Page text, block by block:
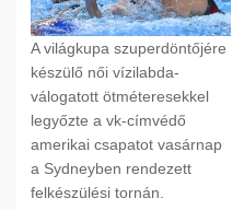
A világkupa szuperdöntőjére
készülő női vízilabda-
válogatott ötméteresekkel
legyőzte a vk-címvédő
amerikai csapatot vasárnap
a Sydneyben rendezett
felkészülési tornán.